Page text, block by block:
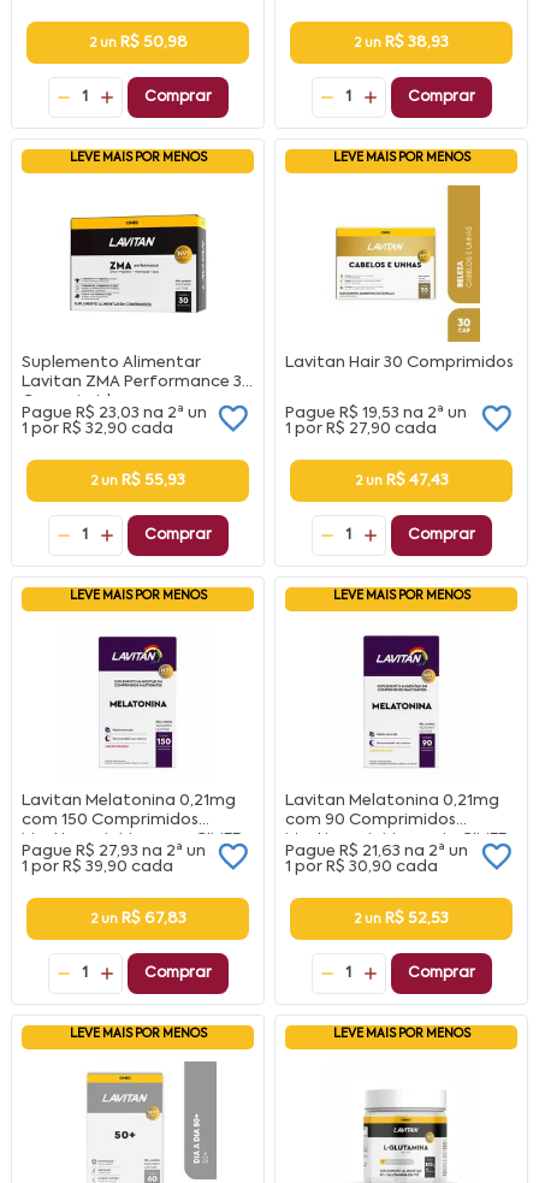
2 un R$ 50,98
1 Comprar
2 un R$ 38,93
1 Comprar
LEVE MAIS POR MENOS
Suplemento Alimentar
Lavitan ZMA Performance 30
Comprimidos
Pague R$ 23,03 na 2ª un
1 por R$ 32,90 cada
2 un R$ 55,93
1 Comprar
LEVE MAIS POR MENOS
Lavitan Hair 30 Comprimidos
Pague R$ 19,53 na 2ª un
1 por R$ 27,90 cada
2 un R$ 47,43
1 Comprar
LEVE MAIS POR MENOS
Lavitan Melatonina 0,21mg
com 150 Comprimidos
Mastigaveis Morango CIMED
Pague R$ 27,93 na 2ª un
1 por R$ 39,90 cada
2 un R$ 67,83
1 Comprar
LEVE MAIS POR MENOS
Lavitan Melatonina 0,21mg
com 90 Comprimidos
Mastigaveis Maracuja CIMED
Pague R$ 21,63 na 2ª un
1 por R$ 30,90 cada
2 un R$ 52,53
1 Comprar
LEVE MAIS POR MENOS LEVE MAIS POR MENOS